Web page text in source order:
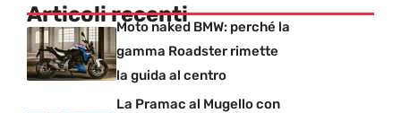
Articoli recentiMoto naked BMW: perché la
gamma Roadster rimette
la guida al centro
La Pramac al Mugello con